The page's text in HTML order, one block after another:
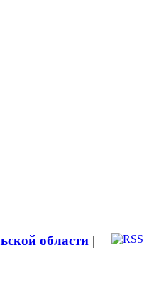
области |